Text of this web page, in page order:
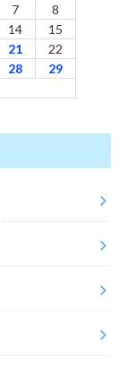
7
8
14
15
21
22
28
29